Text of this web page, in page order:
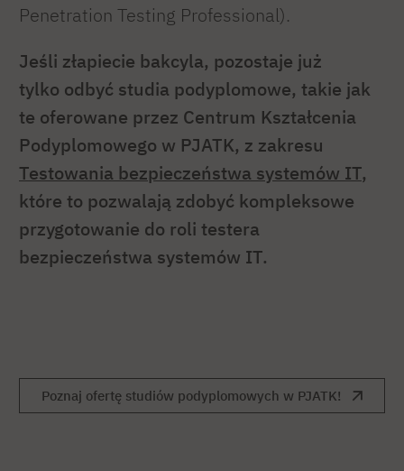
Penetration Testing Professional).
Jeśli złapiecie bakcyla, pozostaje już
tylko odbyć studia podyplomowe, takie jak
te oferowane przez Centrum Kształcenia
Podyplomowego w PJATK, z zakresu
Testowania bezpieczeństwa systemów IT,
które to pozwalają zdobyć kompleksowe
przygotowanie do roli testera
bezpieczeństwa systemów IT.
Poznaj ofertę studiów podyplomowych w PJATK!